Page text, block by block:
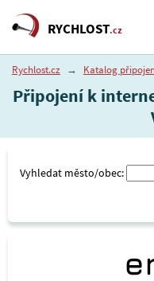
RYCHLOST.cz
Rychlost.cz → Katalog
Připojení k
Vyhledat město/obec: